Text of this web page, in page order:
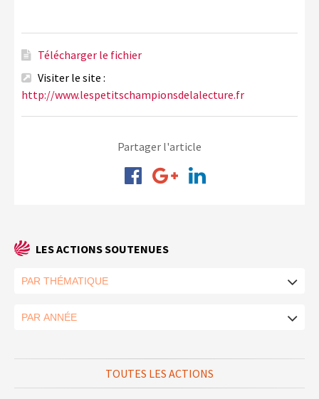
Télécharger le fichier
Visiter le site :
http://www.lespetitschampionsdelalecture.fr
Partager l'article
LES ACTIONS SOUTENUES
TOUTES LES ACTIONS